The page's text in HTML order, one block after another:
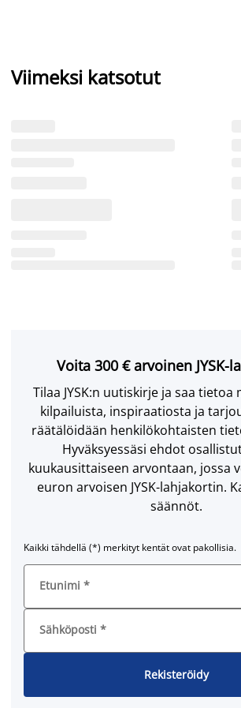
Viimeksi katsotut
Voita 300 € arvoinen JYSK-
Tilaa JYSK:n uutiskirje ja saa tietoa
kilpailuista, inspiraatiosta ja
räätälöidään henkilökohtaisten
Hyväksyessäsi ehdot
kuukausittaiseen arvontaan, jossa
euron arvoisen JYSK-lahjakortin.
säännöt.
Kaikki tähdellä (*) merkityt kentät ovat pakollisia.
Etunimi *
Sähköposti *
Rekisteröidy